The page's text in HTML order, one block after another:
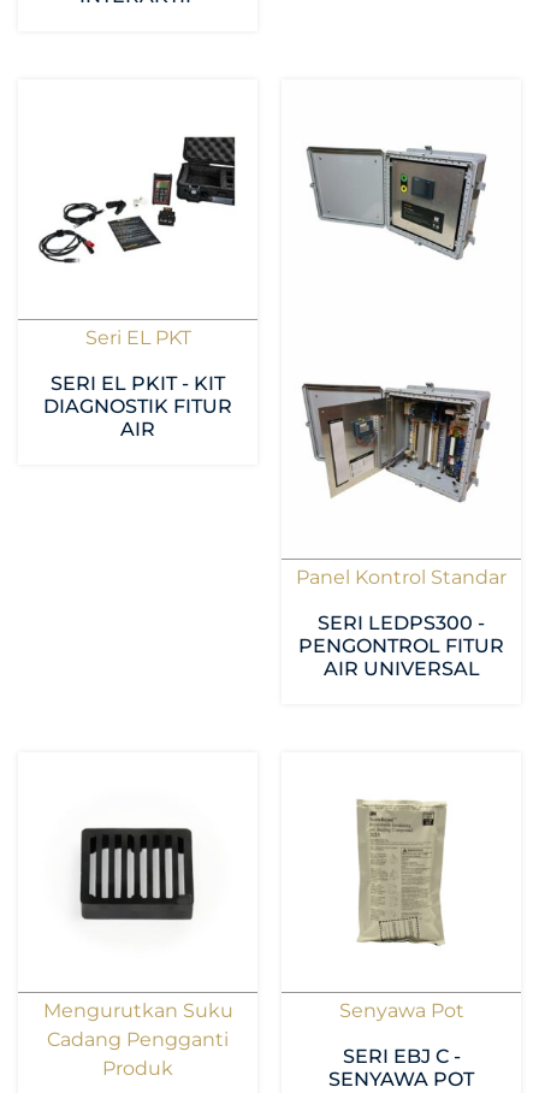
Seri EL PKT
SERI EL PKIT - KIT
DIAGNOSTIK FITUR
AIR
Panel Kontrol Standar
SERI LEDPS300 -
PENGONTROL FITUR
AIR UNIVERSAL
Mengurutkan Suku
Cadang Pengganti
Produk
Senyawa Pot
SERI EBJ C -
SENYAWA POT